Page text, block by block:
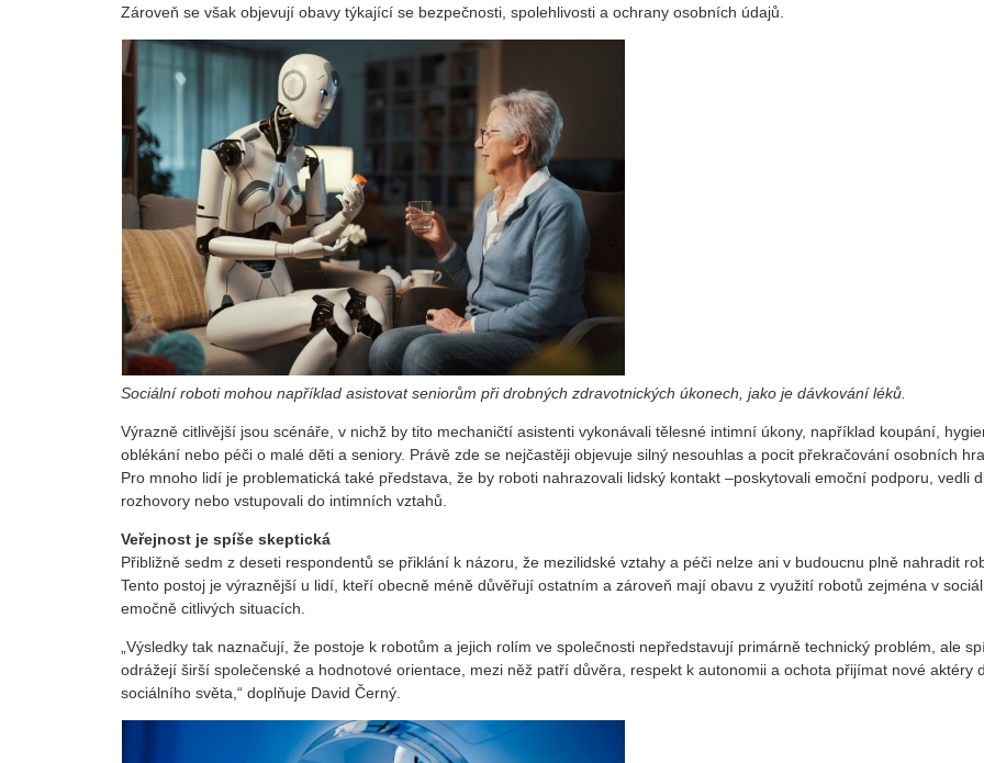
Zároveň se však objevují obavy týkající se bezpečnosti, spolehlivosti a ochrany osobních údajů.
Sociální roboti mohou například asistovat seniorům při drobných zdravotnických úkonech, jako je dávkování léků.
Výrazně citlivější jsou scénáře, v nichž by tito mechaničtí asistenti vykonávali tělesné intimní úkony, například koupání,
oblékání nebo péči o malé děti a seniory. Právě zde se nejčastěji objevuje silný nesouhlas a pocit překračování osobních
Pro mnoho lidí je problematická také představa, že by roboti nahrazovali lidský kontakt –poskytovali emoční podporu, vedli
rozhovory nebo vstupovali do intimních vztahů.
Veřejnost je spíše skeptická
Přibližně sedm z deseti respondentů se přiklání k názoru, že mezilidské vztahy a péči nelze ani v budoucnu plně nahradit
Tento postoj je výraznější u lidí, kteří obecně méně důvěřují ostatním a zároveň mají obavu z využití robotů zejména v
emočně citlivých situacích.
„Výsledky tak naznačují, že postoje k robotům a jejich rolím ve společnosti nepředstavují primárně technický problém, ale
odrážejí širší společenské a hodnotové orientace, mezi něž patří důvěra, respekt k autonomii a ochota přijímat nové aktéry
sociálního světa,“ doplňuje David Černý.